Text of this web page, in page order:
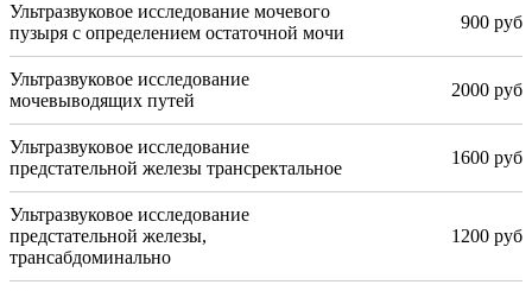
Ультразвуковое исследование мочевого
пузыря с определением остаточной мочи
900 руб
Ультразвуковое исследование
мочевыводящих путей
2000 руб
Ультразвуковое исследование
предстательной железы трансректальное
1600 руб
Ультразвуковое исследование
предстательной железы,
трансабдоминально
1200 руб